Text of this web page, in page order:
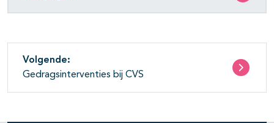
Volgende:
Gedragsinterventies bij CVS